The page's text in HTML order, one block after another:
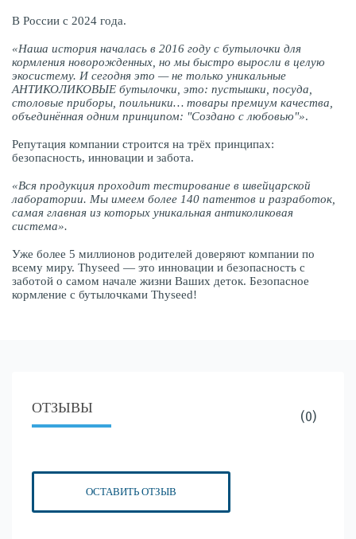
В России с 2024 года.
«Наша история началась в 2016 году с бутылочки для
кормления новорожденных, но мы быстро выросли в целую
экосистему. И сегодня это — не только уникальные
АНТИКОЛИКОВЫЕ бутылочки, это: пустышки, посуда,
столовые приборы, поильники… товары премиум качества,
объединённая одним принципом: "Создано с любовью"».
Репутация компании строится на трёх принципах:
безопасность, инновации и забота.
«Вся продукция проходит тестирование в швейцарской
лаборатории. Мы имеем более 140 патентов и разработок,
самая главная из которых уникальная антиколиковая
система».
Уже более 5 миллионов родителей доверяют компании по
всему миру. Thyseed — это инновации и безопасность с
заботой о самом начале жизни Ваших деток. Безопасное
кормление с бутылочками Thyseed!
ОТЗЫВЫ
(0)
ОСТАВИТЬ ОТЗЫВ